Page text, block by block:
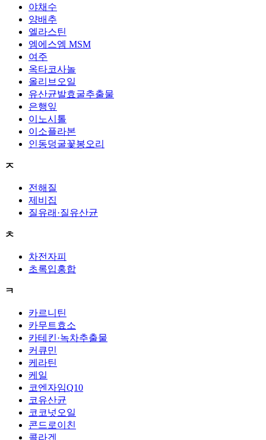
야채수
양배추
엘라스틴
엠에스엠 MSM
여주
옥타코사놀
올리브오일
유산균발효굴추출물
은행잎
이노시톨
이소플라본
인동덩굴꽃봉오리
ㅈ
전해질
제비집
질유래·질유산균
ㅊ
차전자피
초록입홍합
ㅋ
카르니틴
카무트효소
카테킨·녹차추출물
커큐민
케라틴
케일
코엔자임Q10
코유산균
코코넛오일
콘드로이친
콜라겐